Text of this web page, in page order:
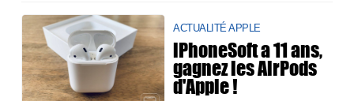
ACTUALITÉ APPLE
iPhoneSoft a 11 ans,
gagnez les AirPods
d'Apple !